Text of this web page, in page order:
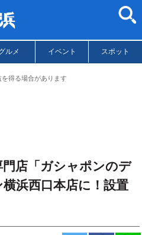
ルメ イベント スポット
得る場合があります
店「ガシャポンのデ
浜西口本店に！設置